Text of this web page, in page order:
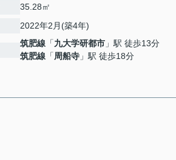
35.28㎡
2022年2月(築4年)
筑肥線 「九大学研都市 」駅 徒歩13分
筑肥線 「周船寺 」駅 徒歩18分